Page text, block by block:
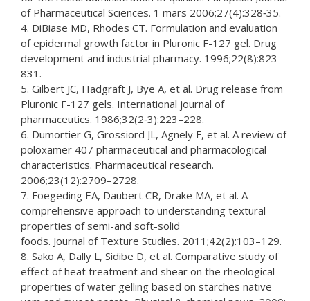
of Pharmaceutical Sciences. 1 mars 2006;27(4):328‑35.
4. DiBiase MD, Rhodes CT. Formulation and evaluation
of epidermal growth factor in Pluronic F-127 gel. Drug
development and industrial pharmacy. 1996;22(8):823–
831.
5. Gilbert JC, Hadgraft J, Bye A, et al. Drug release from
Pluronic F-127 gels. International journal of
pharmaceutics. 1986;32(2‑3):223–228.
6. Dumortier G, Grossiord JL, Agnely F, et al. A review of
poloxamer 407 pharmaceutical and pharmacological
characteristics. Pharmaceutical research.
2006;23(12):2709–2728.
7. Foegeding EA, Daubert CR, Drake MA, et al. A
comprehensive approach to understanding textural
properties of semi-and soft-solid
foods. Journal of Texture Studies. 2011;42(2):103–129.
8. Sako A, Dally L, Sidibe D, et al. Comparative study of
effect of heat treatment and shear on the rheological
properties of water gelling based on starches native